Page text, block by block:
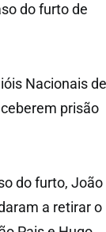
do furto de
Nacionais de
prisão
do furto, João
a retirar o